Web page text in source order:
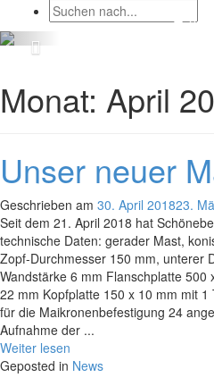
Monat: April
Unser neuer
Geschrieben am 30. April 201823.
Seit dem 21. April 2018 hat
technische Daten: gerader Mast,
Zopf-Durchmesser 150 mm, unterer
Wandstärke 6 mm Flanschplatte
22 mm Kopfplatte 150 x 10 mm mit
für die Maikronenbefestigung 24
Aufnahme der ...
Weiter lesen
Geposted in News